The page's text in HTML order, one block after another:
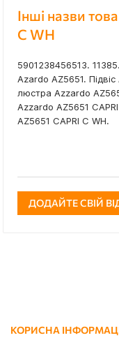
Інші назви
C WH
5901238456513.
Azardo AZ5651.
люстра Azzardo
Azzardo AZ5651
AZ5651 CAPRI C WH.
ДОДАЙТЕ СВІЙ
КОРИСНА